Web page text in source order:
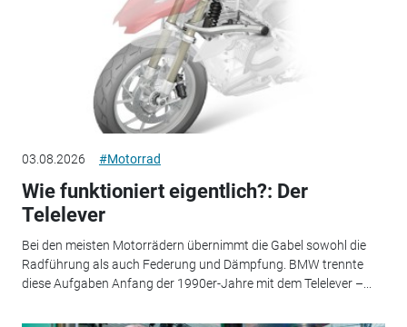
03.08.2026 #Motorrad
Wie funktioniert eigentlich?: Der
Telelever
Bei den meisten Motorrädern übernimmt die Gabel sowohl die
Radführung als auch Federung und Dämpfung. BMW trennte
diese Aufgaben Anfang der 1990er-Jahre mit dem Telelever –...